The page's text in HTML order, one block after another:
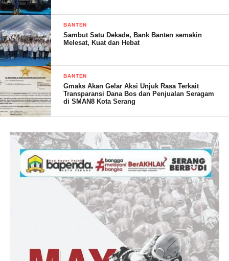
BANTEN
Sambut Satu Dekade, Bank Banten semakin
Melesat, Kuat dan Hebat
BANTEN
Gmaks Akan Gelar Aksi Unjuk Rasa Terkait
Transparansi Dana Bos dan Penjualan Seragam
di SMAN8 Kota Serang